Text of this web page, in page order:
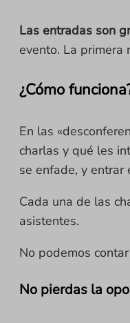
Las entradas son
evento. La primera
¿Cómo
En las
charlas y qué les
se enfade, y entrar
Cada una de las
asistentes.
No podemos
No pierdas la